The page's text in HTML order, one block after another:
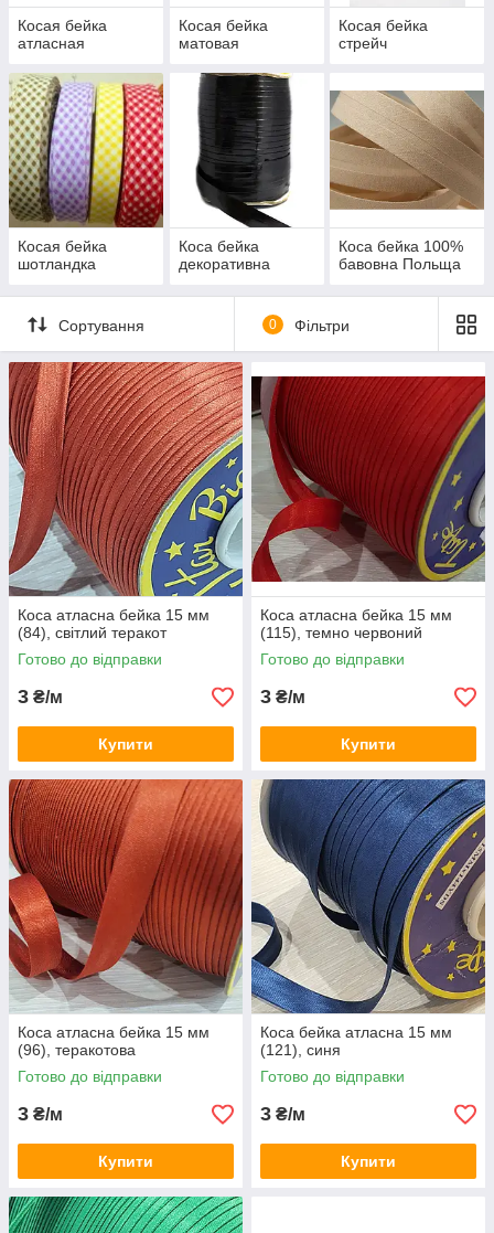
Косая бейка
атласная
Косая бейка
матовая
Косая бейка
стрейч
Косая бейка
шотландка
Коса бейка
декоративна
Коса бейка 100%
бавовна Польща
Сортування 0 Фільтри
Коса атласна бейка 15 мм
(84), світлий теракот
Готово до відправки
3 ₴/м
Купити
Коса атласна бейка 15 мм
(115), темно червоний
Готово до відправки
3 ₴/м
Купити
Коса атласна бейка 15 мм
(96), теракотова
Готово до відправки
3 ₴/м
Купити
Коса бейка атласна 15 мм
(121), синя
Готово до відправки
3 ₴/м
Купити